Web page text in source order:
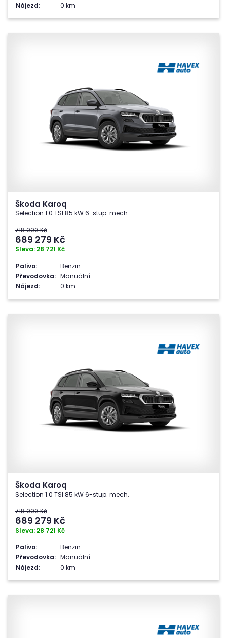
Nájezd:
0 km
Škoda Karoq
Selection 1.0 TSI 85 kW 6-stup. mech.
718 000 Kč
689 279 Kč
Sleva: 28 721 Kč
Palivo:
Benzin
Převodovka: Manuální
Nájezd:
0 km
Škoda Karoq
Selection 1.0 TSI 85 kW 6-stup. mech.
718 000 Kč
689 279 Kč
Sleva: 28 721 Kč
Palivo:
Benzin
Převodovka: Manuální
Nájezd:
0 km